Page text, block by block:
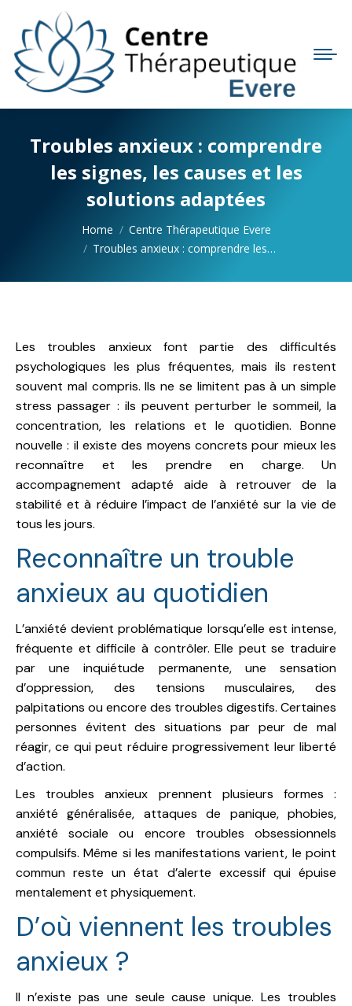
Troubles anxieux : comprendre
les signes, les causes et les
solutions adaptées
You are here:Home
Centre Thérapeutique Evere
Troubles anxieux : comprendre les…
Les troubles anxieux font partie des difficultés
psychologiques les plus fréquentes, mais ils restent
souvent mal compris. Ils ne se limitent pas à un simple
stress passager : ils peuvent perturber le sommeil, la
concentration, les relations et le quotidien. Bonne
nouvelle : il existe des moyens concrets pour mieux les
reconnaître et les prendre en charge. Un
accompagnement adapté aide à retrouver de la
stabilité et à réduire l’impact de l’anxiété sur la vie de
tous les jours.
Reconnaître un trouble
anxieux au quotidien
L’anxiété devient problématique lorsqu’elle est intense,
fréquente et difficile à contrôler. Elle peut se traduire
par une inquiétude permanente, une sensation
d’oppression, des tensions musculaires, des
palpitations ou encore des troubles digestifs. Certaines
personnes évitent des situations par peur de mal
réagir, ce qui peut réduire progressivement leur liberté
d’action.
Les troubles anxieux prennent plusieurs formes :
anxiété généralisée, attaques de panique, phobies,
anxiété sociale ou encore troubles obsessionnels
compulsifs. Même si les manifestations varient, le point
commun reste un état d’alerte excessif qui épuise
mentalement et physiquement.
D’où viennent les troubles
anxieux ?
Il n’existe pas une seule cause unique. Les troubles